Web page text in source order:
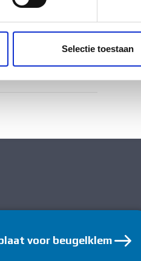
we informatie over uw
kunnen deze gegevens
Selectie toestaan
voor beugelklem